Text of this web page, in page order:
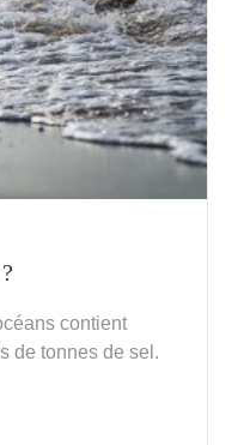
contient
de tonnes de sel.